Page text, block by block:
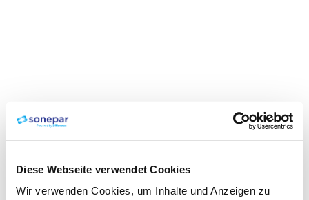
Diese Webseite verwendet Cookies
Wir verwenden Cookies, um Inhalte und Anzeigen zu